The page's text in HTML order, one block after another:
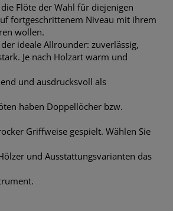
Flöte der Wahl für diejenigen
fortgeschrittenem Niveau mit ihrem
wollen.
ideale Allrounder: zuverlässig,
Je nach Holzart warm und
und ausdrucksvoll als
haben Doppellöcher bzw.
Griffweise gespielt. Wählen Sie
und Ausstattungsvarianten das